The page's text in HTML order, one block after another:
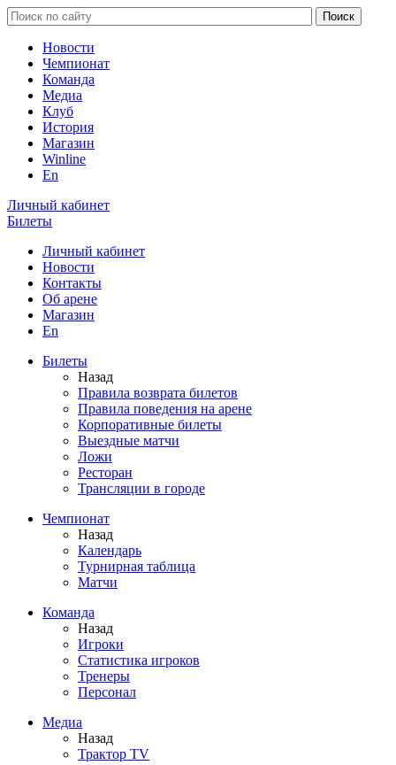
Новости
Чемпионат
Команда
Медиа
Клуб
История
Магазин
Winline
En
Личный кабинет
Билеты
Личный кабинет
Новости
Контакты
Об арене
Магазин
En
Билеты
Назад
Правила возврата билетов
Правила поведения на арене
Корпоративные билеты
Выездные матчи
Ложи
Ресторан
Трансляции в городе
Чемпионат
Назад
Календарь
Турнирная таблица
Матчи
Команда
Назад
Игроки
Статистика игроков
Тренеры
Персонал
Медиа
Назад
Трактор TV